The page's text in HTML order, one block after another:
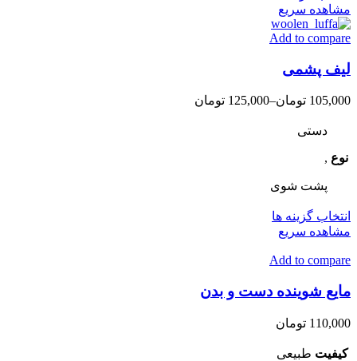
محصول
انتخاب
دارای
انواع
گزینه
محصول
شوند
مشاهده سریع
Add to compare
لیف پشمی
105,000 تومان–
125,000 تومان
نوع
دستی
,
پشت شوی
انتخاب گزینه ها
انواع
می
مشاهده سریع
Add to compare
مایع شوینده دست و بدن
110,000 تومان
کیفیت طبیعی